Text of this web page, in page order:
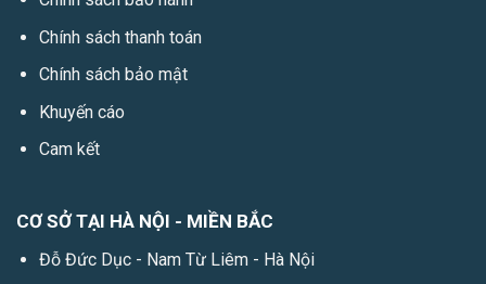
Chính sách thanh toán
Chính sách bảo mật
Khuyến cáo
Cam kết
CƠ SỞ TẠI HÀ NỘI - MIỀN BẮC
Đỗ Đức Dục - Nam Từ Liêm - Hà Nội